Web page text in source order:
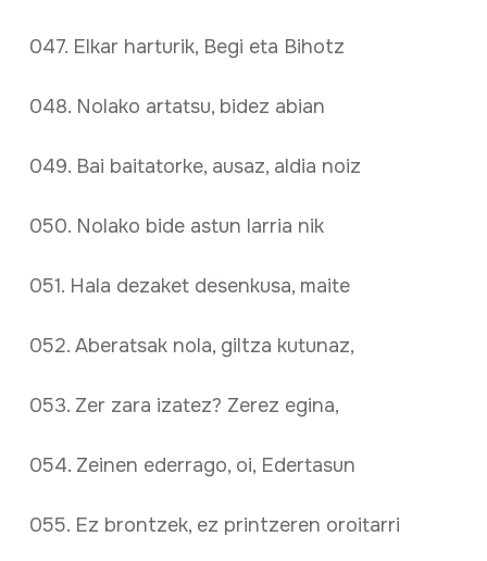
047. Elkar harturik, Begi eta Bihotz
048. Nolako artatsu, bidez abian
049. Bai baitatorke, ausaz, aldia noiz
050. Nolako bide astun larria nik
051. Hala dezaket desenkusa, maite
052. Aberatsak nola, giltza kutunaz,
053. Zer zara izatez? Zerez egina,
054. Zeinen ederrago, oi, Edertasun
055. Ez brontzek, ez printzeren oroitarri